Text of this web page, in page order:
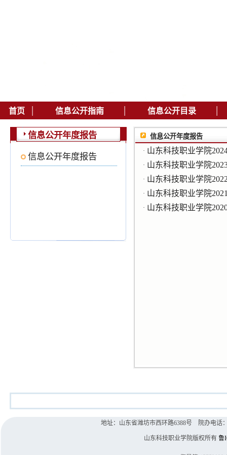
首页 | 信息公开指南 | 信息公开目录 |
信息公开年度报告
信息公开年度报告
信息公开年度报告
· 山东科技职业学院
· 山东科技职业学院
· 山东科技职业学院
· 山东科技职业学院
· 山东科技职业学院
地址：山东省潍坊市西环路6388号 院办电话
山东科技职业学院版权所有 鲁